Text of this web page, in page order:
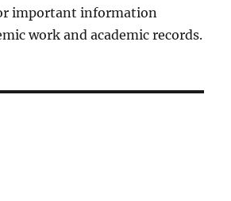
important information
work and academic records.